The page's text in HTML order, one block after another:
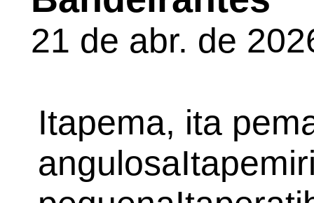
21 de abr. de
Itapema, ita